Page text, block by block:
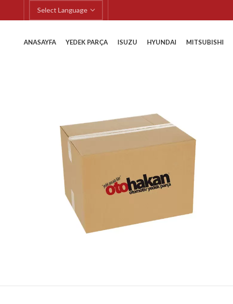
ANASAYFA YEDEK PARÇA ISUZU HYUNDAI MITSUBISHI